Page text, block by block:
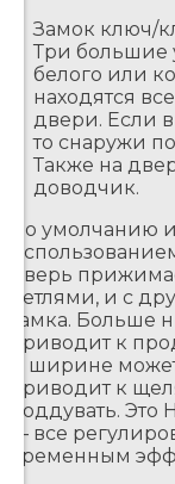
Замок ключ/
Три большие
белого или
находятся
двери. Если
то снаружи
Также на
доводчик.
По умолчанию
дверь
петлями, и с
замка. Больше
приводит к
и ширине
приводит к
поддувать.
— все
временным